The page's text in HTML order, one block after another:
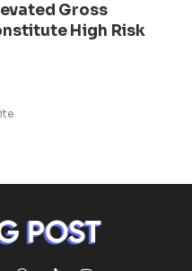
Gross
High Risk